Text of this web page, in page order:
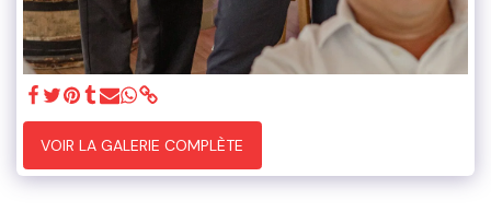
VOIR LA GALERIE COMPLÈTE